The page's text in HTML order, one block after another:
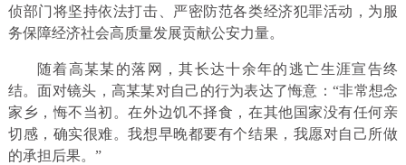
侦部门将坚持依法打击、严密防范各类经济犯罪活动，为服
务保障经济社会高质量发展贡献公安力量。
随着高某某的落网，其长达十余年的逃亡生涯宣告终
结。面对镜头，高某某对自己的行为表达了悔意：“非常想念
家乡，悔不当初。在外边饥不择食，在其他国家没有任何亲
切感，确实很难。我想早晚都要有个结果，我愿对自己所做
的承担后果。”